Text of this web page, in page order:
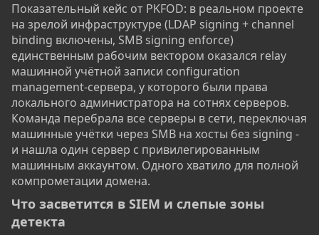
Показательный кейс от PKFOD: в реальном проекте
на зрелой инфраструктуре (LDAP signing + channel
binding включены, SMB signing enforce)
единственным рабочим вектором оказался relay
машинной учётной записи configuration
management-сервера, у которого были права
локального администратора на сотнях серверов.
Команда перебрала все серверы в сети, переключая
машинные учётки через SMB на хосты без signing -
и нашла один сервер с привилегированным
машинным аккаунтом. Одного хватило для полной
компрометации домена.
Что засветится в SIEM и слепые зоны
детекта​